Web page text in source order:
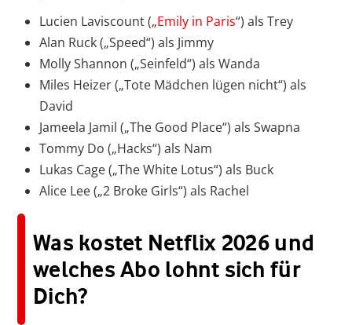
Lucien Laviscount („Emily in Paris“) als Trey
Alan Ruck („Speed“) als Jimmy
Molly Shannon („Seinfeld“) als Wanda
Miles Heizer („Tote Mädchen lügen nicht“) als
David
Jameela Jamil („The Good Place“) als Swapna
Tommy Do („Hacks“) als Nam
Lukas Cage („The White Lotus“) als Buck
Alice Lee („2 Broke Girls“) als Rachel
Was kostet Netflix 2026 und
welches Abo lohnt sich für
Dich?